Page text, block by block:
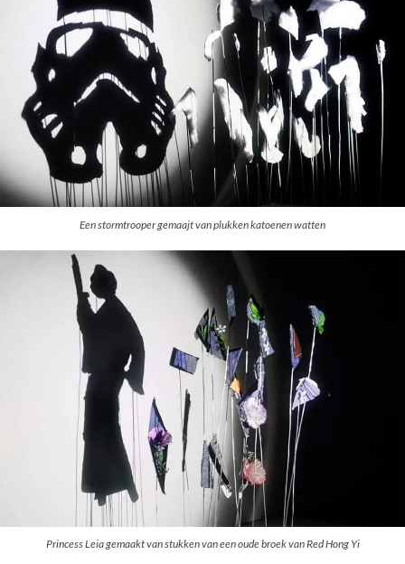
Een stormtrooper gemaajt van plukken katoenen watten
Princess Leia gemaakt van stukken van een oude broek van Red Hong Yi